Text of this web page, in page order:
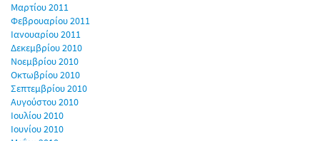
Μαρτίου 2011
Φεβρουαρίου 2011
Ιανουαρίου 2011
Δεκεμβρίου 2010
Νοεμβρίου 2010
Οκτωβρίου 2010
Σεπτεμβρίου 2010
Αυγούστου 2010
Ιουλίου 2010
Ιουνίου 2010